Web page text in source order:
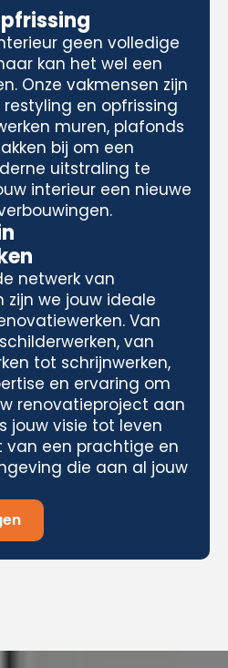
geen volledige
kan het wel een
Onze vakmensen zijn
en opfrissing
muren, plafonds
bij om een
uitstraling te
interieur een nieuwe
netwerk van
we jouw ideale
Van
van
tot schrijnwerken,
en ervaring om
renovatieproject aan
jouw visie tot leven
van een prachtige en
die aan al jouw